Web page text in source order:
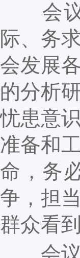
会议
际、务
会发展
的分析
忧患意
准备和
命，务
争，担
群众看
会议